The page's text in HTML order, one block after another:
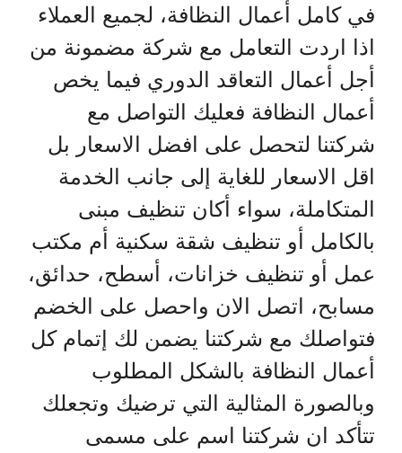
في كامل أعمال النظافة، لجميع العملاء
اذا اردت التعامل مع شركة مضمونة من
أجل أعمال التعاقد الدوري فيما يخص
أعمال النظافة فعليك التواصل مع
شركتنا لتحصل على افضل الاسعار بل
اقل الاسعار للغاية إلى جانب الخدمة
المتكاملة، سواء أكان تنظيف مبنى
بالكامل أو تنظيف شقة سكنية أم مكتب
عمل أو تنظيف خزانات، أسطح، حدائق،
مسابح، اتصل الان واحصل على الخضم
فتواصلك مع شركتنا يضمن لك إتمام كل
أعمال النظافة بالشكل المطلوب
وبالصورة المثالية التي ترضيك وتجعلك
تتأكد ان شركتنا اسم على مسمى